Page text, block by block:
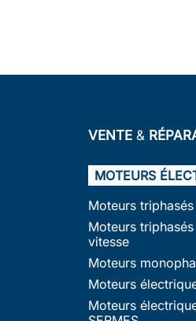
VENTE &
MOTEURS
Moteurs
Moteurs
vitesse
Moteurs
Moteurs
Moteurs